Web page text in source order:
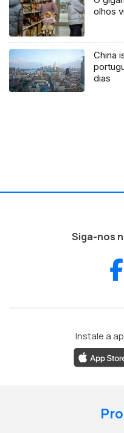
olhos
China
dias
Siga-nos
Instale a